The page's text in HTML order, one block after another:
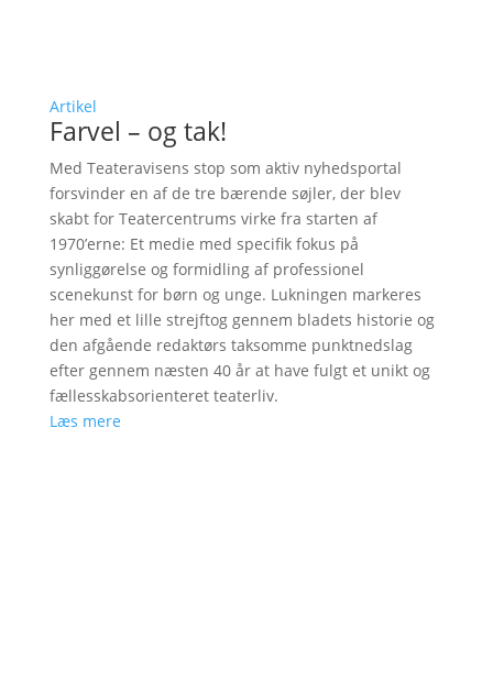
Artikel
Farvel – og tak!
Med Teateravisens stop som aktiv nyhedsportal
forsvinder en af de tre bærende søjler, der blev
skabt for Teatercentrums virke fra starten af
1970’erne: Et medie med specifik fokus på
synliggørelse og formidling af professionel
scenekunst for børn og unge. Lukningen markeres
her med et lille strejftog gennem bladets historie og
den afgående redaktørs taksomme punktnedslag
efter gennem næsten 40 år at have fulgt et unikt og
fællesskabsorienteret teaterliv.
Læs mere